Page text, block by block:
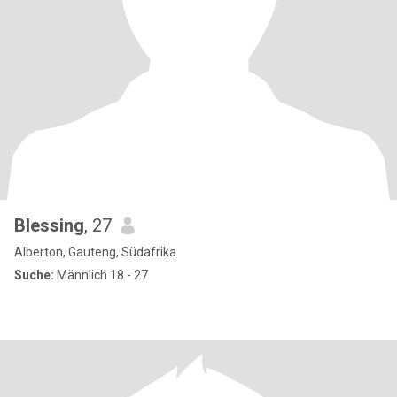
Blessing, 27
Alberton, Gauteng, Südafrika
Suche: Männlich 18 - 27